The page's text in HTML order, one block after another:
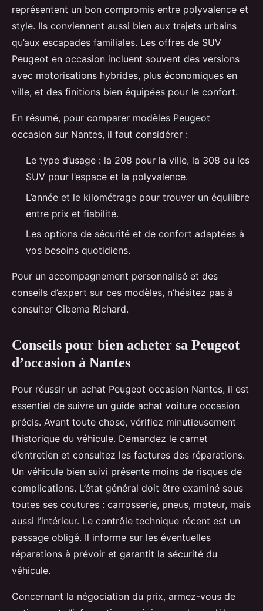
représentent un bon compromis entre polyvalence et
style. Ils conviennent aussi bien aux trajets urbains
qu’aux escapades familiales. Les offres de SUV
Peugeot en occasion incluent souvent des versions
avec motorisations hybrides, plus économiques en
ville, et des finitions bien équipées pour le confort.
En résumé, pour comparer modèles Peugeot
occasion sur Nantes, il faut considérer :
Le type d’usage : la 208 pour la ville, la 308 ou les
SUV pour l’espace et la polyvalence.
L’année et le kilométrage pour trouver un équilibre
entre prix et fiabilité.
Les options de sécurité et de confort adaptées à
vos besoins quotidiens.
Pour un accompagnement personnalisé et des
conseils d’expert sur ces modèles, n’hésitez pas à
consulter Cibema Richard.
Conseils pour bien acheter sa Peugeot
d’occasion à Nantes
Pour réussir un achat Peugeot occasion Nantes, il est
essentiel de suivre un guide achat voiture occasion
précis. Avant toute chose, vérifiez minutieusement
l’historique du véhicule. Demandez le carnet
d’entretien et consultez les factures des réparations.
Un véhicule bien suivi présente moins de risques de
complications. L’état général doit être examiné sous
toutes ses coutures : carrosserie, pneus, moteur, mais
aussi l’intérieur. Le contrôle technique récent est un
passage obligé. Il informe sur les éventuelles
réparations à prévoir et garantit la sécurité du
véhicule.
Concernant la négociation du prix, armez-vous de